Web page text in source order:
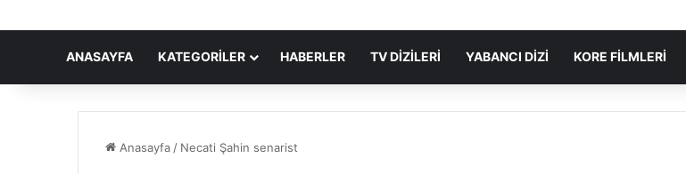
ANASAYFA KATEGORILER HABERLER TV DIZILERI YABANCI DIZI KORE FILMLERI
Anasayfa / Necati Şahin senarist